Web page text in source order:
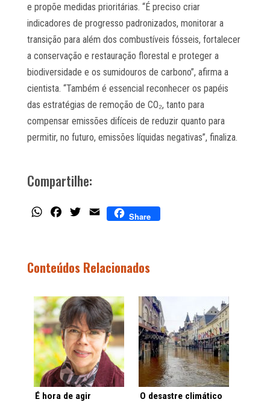
e propõe medidas prioritárias. “É preciso criar
indicadores de progresso padronizados, monitorar a
transição para além dos combustíveis fósseis, fortalecer
a conservação e restauração florestal e proteger a
biodiversidade e os sumidouros de carbono”, afirma a
cientista. “Também é essencial reconhecer os papéis
das estratégias de remoção de CO₂, tanto para
compensar emissões difíceis de reduzir quanto para
permitir, no futuro, emissões líquidas negativas”, finaliza.
Compartilhe:
WhatsAppFacebook
TwitterEmail Share
Conteúdos Relacionados
É hora de agir
O desastre climático